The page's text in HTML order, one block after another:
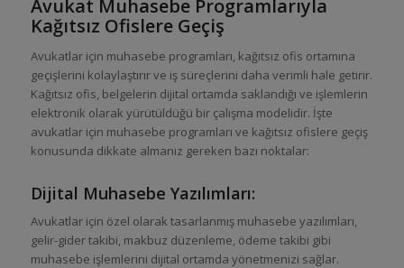
Avukat Muhasebe Programlarıyla
Kağıtsız Ofislere Geçiş
Avukatlar için muhasebe programları, kağıtsız ofis ortamına
geçişlerini kolaylaştırır ve iş süreçlerini daha verimli hale getirir.
Kağıtsız ofis, belgelerin dijital ortamda saklandığı ve işlemlerin
elektronik olarak yürütüldüğü bir çalışma modelidir. İşte
avukatlar için muhasebe programları ve kağıtsız ofislere geçiş
konusunda dikkate almanız gereken bazı noktalar:
Dijital Muhasebe Yazılımları:
Avukatlar için özel olarak tasarlanmış muhasebe yazılımları,
gelir-gider takibi, makbuz düzenleme, ödeme takibi gibi
muhasebe işlemlerini dijital ortamda yönetmenizi sağlar.